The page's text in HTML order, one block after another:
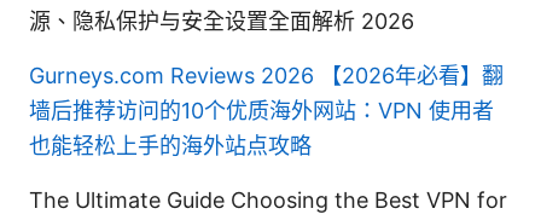
源、隐私保护与安全设置全面解析 2026
Gurneys.com Reviews 2026
【2026年必看】翻
墙后推荐访问的10个优质海外网站：VPN 使用者
也能轻松上手的海外站点攻略
The Ultimate Guide Choosing the Best VPN for